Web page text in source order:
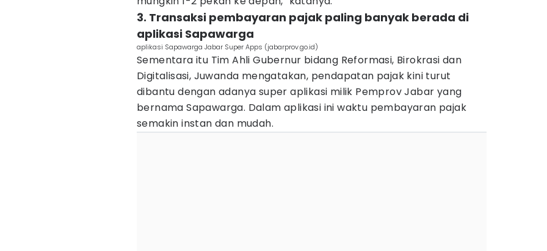
3. Transaksi pembayaran pajak paling banyak berada di
aplikasi Sapawarga
aplikasi Sapawarga Jabar Super Apps (jabarprov.go.id)
Sementara itu Tim Ahli Gubernur bidang Reformasi, Birokrasi dan
Digitalisasi, Juwanda mengatakan, pendapatan pajak kini turut
dibantu dengan adanya super aplikasi milik Pemprov Jabar yang
bernama Sapawarga. Dalam aplikasi ini waktu pembayaran pajak
semakin instan dan mudah.